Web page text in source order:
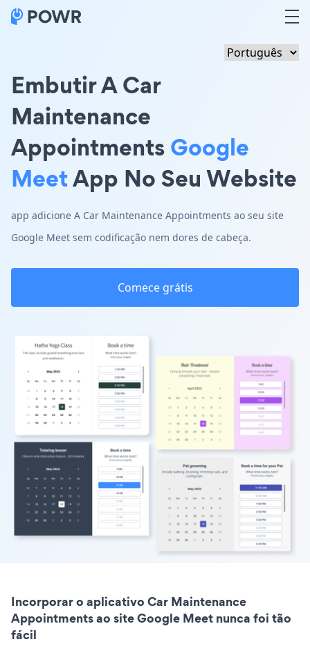
Embutir A Car
Maintenance
AppointmentsGoogle
MeetApp No Seu Website
app adicione A Car Maintenance Appointments ao seu site
Google Meet sem codificação nem dores de cabeça.
Comece grátis
Incorporar o aplicativo Car Maintenance
Appointments ao site Google Meet nunca foi tão
fácil